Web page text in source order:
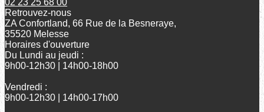
02 23 25 68 00
Retrouvez-nous
ZA Confortland, 66 Rue de la Besneraye,
35520 Melesse
Horaires d'ouverture
Du Lundi au jeudi :
9h00-12h30 | 14h00-18h00
Vendredi :
9h00-12h30 | 14h00-17h00